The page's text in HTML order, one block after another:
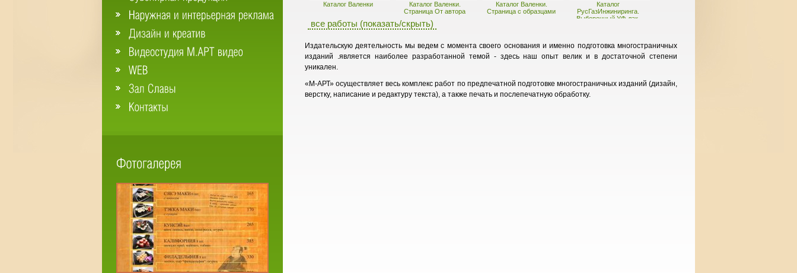
Каталог Валенки
Каталог Валенки.
Страница От автора
Каталог Валенки.
Страница с образцами
Каталог
РусГазИнжиниринга.
Выборочный УФ-лак,
все работы (показать/скрыть)
Издательскую деятельность мы ведем с момента своего основания и именно подготовка многостраничных
изданий .является наиболее разработанной темой - здесь наш опыт велик и в достаточной степени
уникален.
«М-АРТ» осуществляет весь комплекс работ по предпечатной подготовке многостраничных изданий (дизайн,
верстку, написание и редактуру текста), а также печать и послепечатную обработку.